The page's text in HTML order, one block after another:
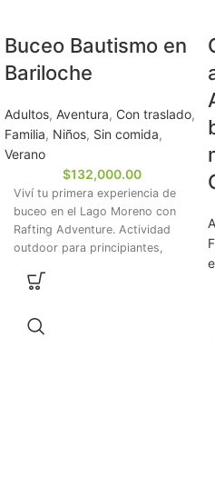
Buceo Bautismo en
Bariloche
Adultos, Aventura, Con traslado,
Familia, Niños, Sin comida,
Verano
$132,000.00
Viví tu primera experiencia de
buceo en el Lago Moreno con
Rafting Adventure. Actividad
outdoor para principiantes,
incluidos.